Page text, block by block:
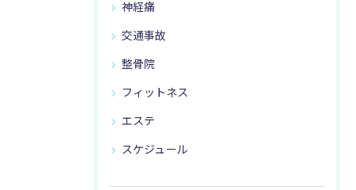
神経痛
交通事故
整骨院
フィットネス
エステ
スケジュール